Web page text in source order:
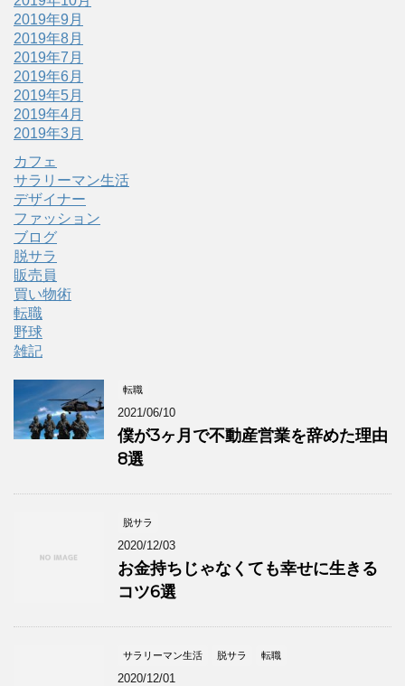
2019年9月
2019年8月
2019年7月
2019年6月
2019年5月
2019年4月
2019年3月
カフェ
サラリーマン生活
デザイナー
ファッション
ブログ
脱サラ
販売員
買い物術
転職
野球
雑記
転職
2021/06/10
僕が3ヶ月で不動産営業を辞めた理由
8選
脱サラ
2020/12/03
お金持ちじゃなくても幸せに生きる
コツ6選
サラリーマン生活 脱サラ 転職
2020/12/01